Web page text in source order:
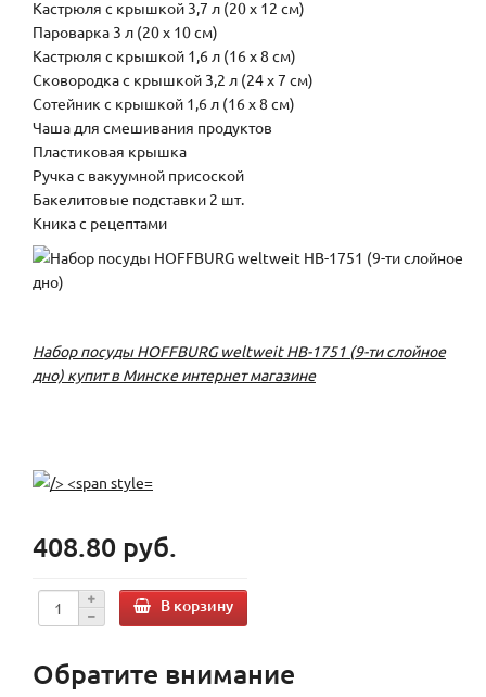
Кастрюля с крышкой 3,7 л (20 х 12 см)
Пароварка 3 л (20 х 10 см)
Кастрюля с крышкой 1,6 л (16 х 8 см)
Сковородка с крышкой 3,2 л (24 х 7 см)
Сотейник с крышкой 1,6 л (16 х 8 см)
Чаша для смешивания продуктов
Пластиковая крышка
Ручка с вакуумной присоской
Бакелитовые подставки 2 шт.
Кника с рецептами
Набор посуды HOFFBURG weltweit HB-1751 (9-ти слойное
дно) купит в Минске интернет магазине
408.80 руб.
В корзину
Обратите внимание